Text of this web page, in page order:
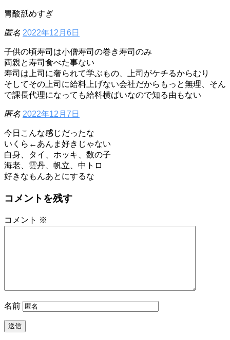
胃酸舐めすぎ
匿名 2022年12月6日
子供の頃寿司は小僧寿司の巻き寿司のみ
両親と寿司食べた事ない
寿司は上司に奢られて学ぶもの、上司がケチるからむり
そしてその上司に給料上げない会社だからもっと無理、そん
で課長代理になっても給料横ばいなので知る由もない
匿名 2022年12月7日
今日こんな感じだったな
いくら←あんま好きじゃない
白身、タイ、ホッキ、数の子
海老、雲丹、帆立、中トロ
好きなもんあとにするな
コメントを残す
コメント ※
名前